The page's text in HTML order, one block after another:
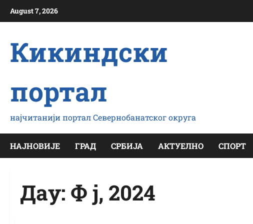
August 7, 2026
Кикиндски
портал
најчитанији портал Севернобанатског округа
НАЈНОВИЈЕ ГРАД СРБИЈА АКТУЕЛНО СПОРТ
Даy: Ф ј, 2024